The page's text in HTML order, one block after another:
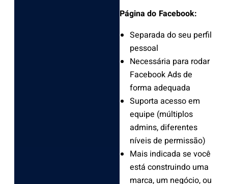
Página do Facebook:
Separada do seu perfil
pessoal
Necessária para rodar
Facebook Ads de
forma adequada
Suporta acesso em
equipe (múltiplos
admins, diferentes
níveis de permissão)
Mais indicada se você
está construindo uma
marca, um negócio, ou